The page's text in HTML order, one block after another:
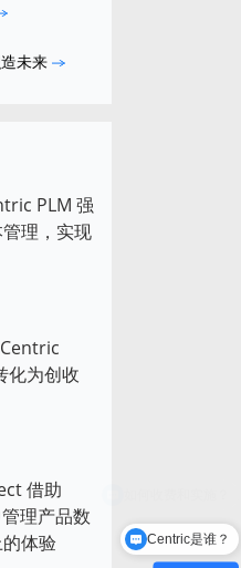
未来
PLM 强
理，实现
化为创收
借助
理产品数
体验
Centric是谁？